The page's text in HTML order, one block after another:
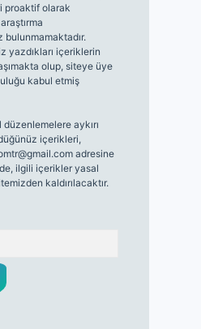
proaktif olarak
yazdıkları içeriklerin
olup, siteye üye
kabul etmiş
aykırı
içerikleri,
adresine
ilgili içerikler yasal
kaldırılacaktır.